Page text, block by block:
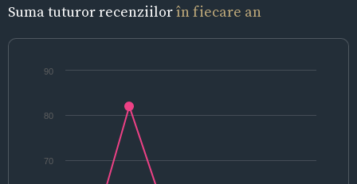
Suma tuturor recenziilorîn fiecare an
70
80
90